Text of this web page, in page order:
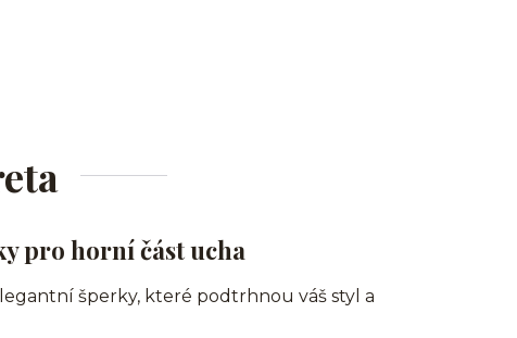
pro horní část ucha
šperky, které podtrhnou váš styl a